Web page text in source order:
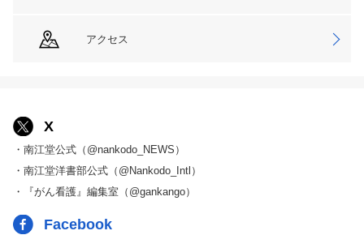
アクセス
X
・南江堂公式（@nankodo_NEWS）
・南江堂洋書部公式（@Nankodo_Intl）
・『がん看護』編集室（@gankango）
Facebook